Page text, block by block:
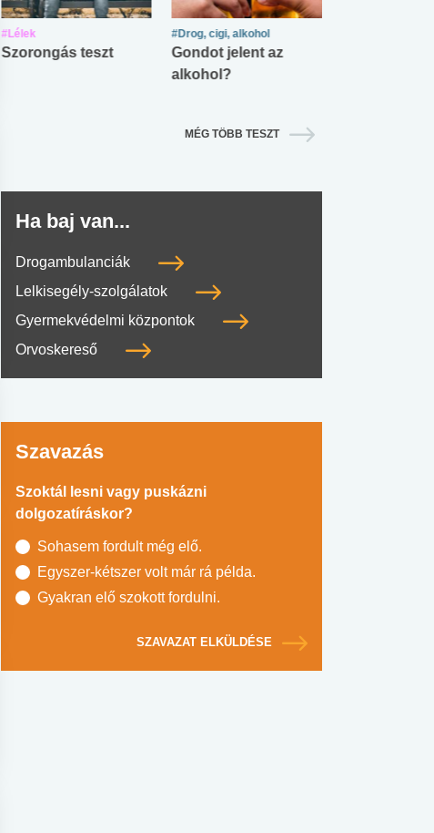
#Lélek
Szorongás teszt
#Drog, cigi, alkohol
Gondot jelent az
alkohol?
MÉG TÖBB TESZT
Ha baj van...
Drogambulanciák
Lelkisegély-szolgálatok
Gyermekvédelmi központok
Orvoskereső
Szavazás
Szoktál lesni vagy puskázni
dolgozatíráskor?
Sohasem fordult még elő.
Egyszer-kétszer volt már rá példa.
Gyakran elő szokott fordulni.
SZAVAZAT ELKÜLDÉSE